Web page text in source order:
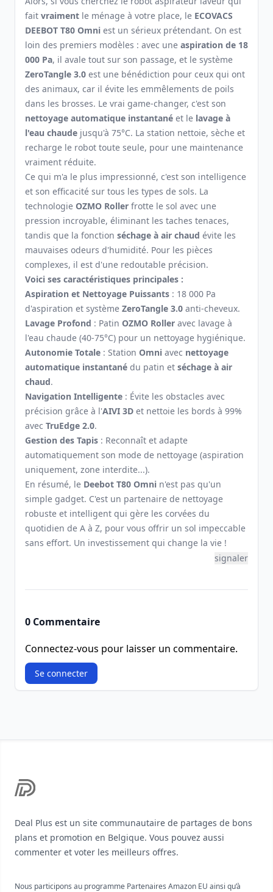
fait vraiment le ménage à votre place, le ECOVACS
DEEBOT T80 Omni est un sérieux prétendant. On est
loin des premiers modèles : avec une aspiration de 18
000 Pa, il avale tout sur son passage, et le système
ZeroTangle 3.0 est une bénédiction pour ceux qui ont
des animaux, car il évite les emmêlements de poils
dans les brosses. Le vrai game-changer, c'est son
nettoyage automatique instantané et le lavage à
l'eau chaude jusqu'à 75°C. La station nettoie, sèche et
recharge le robot toute seule, pour une maintenance
vraiment réduite.
Ce qui m'a le plus impressionné, c'est son intelligence
et son efficacité sur tous les types de sols. La
technologie OZMO Roller frotte le sol avec une
pression incroyable, éliminant les taches tenaces,
tandis que la fonction séchage à air chaud évite les
mauvaises odeurs d'humidité. Pour les pièces
complexes, il est d'une redoutable précision.
Voici ses caractéristiques principales :
Aspiration et Nettoyage Puissants : 18 000 Pa
d'aspiration et système ZeroTangle 3.0 anti-cheveux.
Lavage Profond : Patin OZMO Roller avec lavage à
l'eau chaude (40-75°C) pour un nettoyage hygiénique.
Autonomie Totale : Station Omni avec nettoyage
automatique instantané du patin et séchage à air
chaud.
Navigation Intelligente : Évite les obstacles avec
précision grâce à l'AIVI 3D et nettoie les bords à 99%
avec TruEdge 2.0.
Gestion des Tapis : Reconnaît et adapte
automatiquement son mode de nettoyage (aspiration
uniquement, zone interdite...).
En résumé, le Deebot T80 Omni n'est pas qu'un
simple gadget. C'est un partenaire de nettoyage
robuste et intelligent qui gère les corvées du
quotidien de A à Z, pour vous offrir un sol impeccable
sans effort. Un investissement qui change la vie !
signaler
0 Commentaire
Connectez-vous pour laisser un commentaire.
Se connecter
Deal Plus est un site communautaire de partages de bons
plans et promotion en Belgique. Vous pouvez aussi
commenter et voter les meilleurs offres.
Nous participons au programme Partenaires Amazon EU ainsi qu’à